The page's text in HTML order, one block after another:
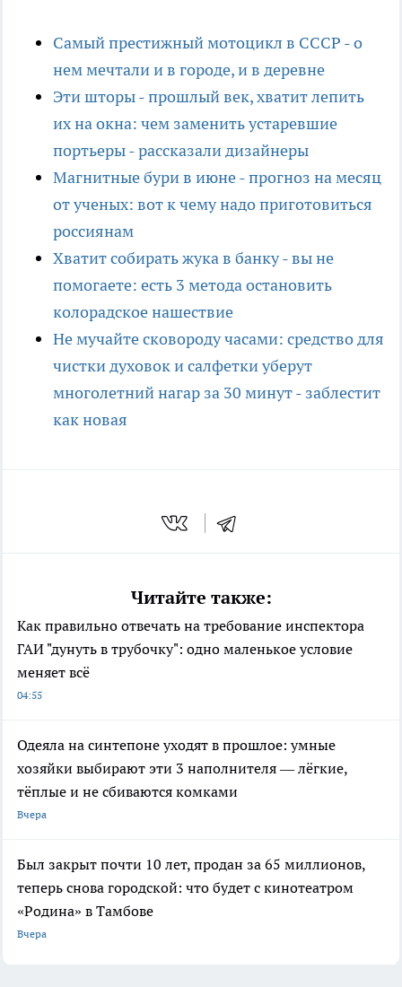
Самый престижный мотоцикл в СССР - о
нем мечтали и в городе, и в деревне
Эти шторы - прошлый век, хватит лепить
их на окна: чем заменить устаревшие
портьеры - рассказали дизайнеры
Магнитные бури в июне - прогноз на месяц
от ученых: вот к чему надо приготовиться
россиянам
Хватит собирать жука в банку - вы не
помогаете: есть 3 метода остановить
колорадское нашествие
Не мучайте сковороду часами: средство для
чистки духовок и салфетки уберут
многолетний нагар за 30 минут - заблестит
как новая
Читайте также:
Как правильно отвечать на требование инспектора
ГАИ "дунуть в трубочку": одно маленькое условие
меняет всё
04:55
Одеяла на синтепоне уходят в прошлое: умные
хозяйки выбирают эти 3 наполнителя — лёгкие,
тёплые и не сбиваются комками
Вчера
Был закрыт почти 10 лет, продан за 65 миллионов,
теперь снова городской: что будет с кинотеатром
«Родина» в Тамбове
Вчера